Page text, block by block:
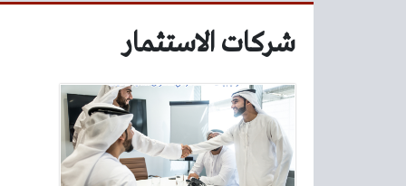
شركات الاستثمار